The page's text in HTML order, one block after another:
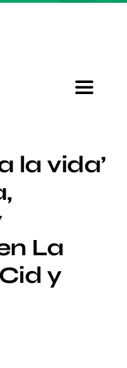
Toggle
la vida’
La
y